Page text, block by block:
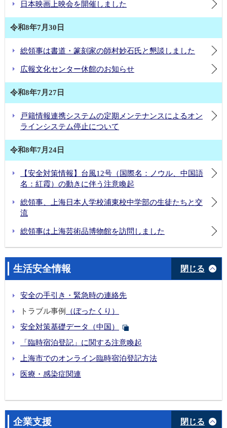
日本映画上映会を開催しました
令和8年7月30日
総領事は書道・篆刻家の師村妙石氏と懇談しました
広報文化センター休館のお知らせ
令和8年7月27日
戸籍情報連携システムの定期メンテナンスによるオン
ラインシステム停止について
令和8年7月24日
【安全対策情報】台風12号（国際名：ノウル、中国語
名：紅霞）の動きに伴う注意喚起
総領事、上海日本人学校浦東校中学部の生徒たちと交
流
総領事は上海芸術品博物館を訪問しました
生活安全情報 閉じる
安全の手引き・緊急時の連絡先
トラブル事例
（ぼったくり）
安全対策基礎データ（中国）
「臨時宿泊登記」に関する注意喚起
上海市でのオンライン臨時宿泊登記方法
医療・感染症関連
企業支援 閉じる